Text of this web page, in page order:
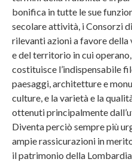
bonifica in tutte le sue
secolare attività, i Consorzi
rilevanti azioni a favore della
e del territorio in cui
costituisce l’indispensabile
paesaggi, architetture e
culture, e la varietà e la
ottenuti principalmente
Diventa perciò sempre più
ampie rassicurazioni in
il patrimonio della